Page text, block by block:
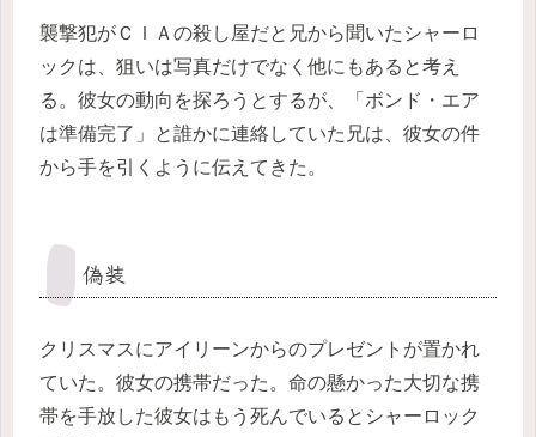
襲撃犯がＣＩＡの殺し屋だと兄から聞いたシャーロ
ックは、狙いは写真だけでなく他にもあると考え
る。彼女の動向を探ろうとするが、「ボンド・エア
は準備完了」と誰かに連絡していた兄は、彼女の件
から手を引くように伝えてきた。
偽装
クリスマスにアイリーンからのプレゼントが置かれ
ていた。彼女の携帯だった。命の懸かった大切な携
帯を手放した彼女はもう死んでいるとシャーロック